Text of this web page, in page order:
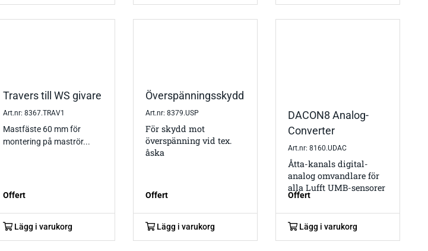
Travers till WS givare
Art.nr: 8367.TRAV1
Mastfäste 60 mm för
montering på maströr...
Offert
Lägg i varukorg
Överspänningsskydd
Art.nr: 8379.USP
För skydd mot
överspänning vid tex.
åska
Offert
Lägg i varukorg
DACON8 Analog-
Converter
Art.nr: 8160.UDAC
Åtta-kanals digital-
analog omvandlare för
alla Lufft UMB-sensorer
Offert
Lägg i varukorg